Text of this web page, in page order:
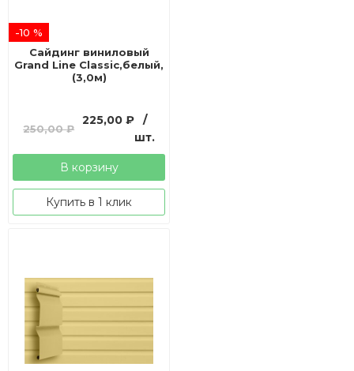
-10 %
Сайдинг виниловый
Grand Line Classic,белый,
(3,0м)
250,00₽
Первоначальная
составляла
250,00 ₽.
225,00₽
Текущая
225,00 ₽.
/
шт.
В корзину
Купить в 1 клик